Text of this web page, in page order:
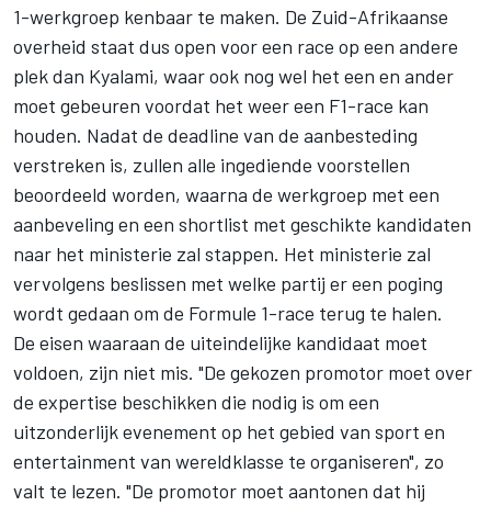
1-werkgroep kenbaar te maken. De Zuid-Afrikaanse
overheid staat dus open voor een race op een andere
plek dan Kyalami, waar ook nog wel het een en ander
moet gebeuren voordat het weer een F1-race kan
houden. Nadat de deadline van de aanbesteding
verstreken is, zullen alle ingediende voorstellen
beoordeeld worden, waarna de werkgroep met een
aanbeveling en een shortlist met geschikte kandidaten
naar het ministerie zal stappen. Het ministerie zal
vervolgens beslissen met welke partij er een poging
wordt gedaan om de Formule 1-race terug te halen.
De eisen waaraan de uiteindelijke kandidaat moet
voldoen, zijn niet mis. "De gekozen promotor moet over
de expertise beschikken die nodig is om een
uitzonderlijk evenement op het gebied van sport en
entertainment van wereldklasse te organiseren", zo
valt te lezen. "De promotor moet aantonen dat hij